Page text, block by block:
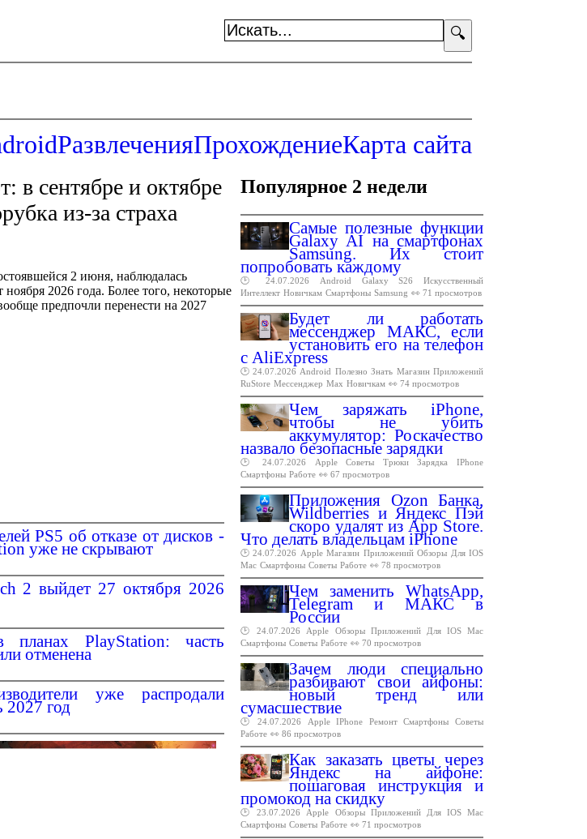
🔍
РазвлеченияПрохождениеКарта сайта
в сентябре и октябре
из-за страха
2 июня, наблюдалась
2026 года. Более того, некоторые
предпочли перенести на 2027
PS5 об отказе от дисков -
уже не скрывают
2 выйдет 27 октября 2026
PlayStation: часть
отменена
уже распродали
год
Популярное 2 недели
Самые полезные функции
Galaxy AI на смартфонах
Samsung. Их стоит
попробовать каждому
🕑 24.07.2026 Android Galaxy S26
Искусственный
Интеллект Новичкам Смартфоны Samsung 👀 71 просмотров
Будет ли работать
мессенджер МАКС, если
установить его на телефон
с AliExpress
🕑 24.07.2026 Android Полезно Знать Магазин Приложений
RuStore Мессенджер Max Новичкам 👀 74 просмотров
Чем заряжать iPhone,
чтобы не убить
аккумулятор: Роскачество
назвало безопасные зарядки
🕑 24.07.2026 Apple Советы Трюки Зарядка
IPhone
Смартфоны Работе 👀 67 просмотров
Приложения Ozon Банка,
Wildberries и Яндекс Пэй
скоро удалят из App Store.
Что делать владельцам iPhone
🕑 24.07.2026 Apple Магазин Приложений Обзоры Для IOS
Mac Смартфоны Советы Работе 👀 78 просмотров
Чем заменить WhatsApp,
Telegram и МАКС в
России
🕑 24.07.2026 Apple Обзоры Приложений Для IOS Mac
Смартфоны Советы Работе 👀 70 просмотров
Зачем люди специально
разбивают свои айфоны:
новый тренд или
сумасшествие
🕑 24.07.2026 Apple IPhone Ремонт Смартфоны
Советы
Работе 👀 86 просмотров
Как заказать цветы через
Яндекс на айфоне:
пошаговая инструкция и
промокод на скидку
🕑 23.07.2026 Apple Обзоры Приложений Для IOS Mac
Смартфоны Советы Работе 👀 71 просмотров